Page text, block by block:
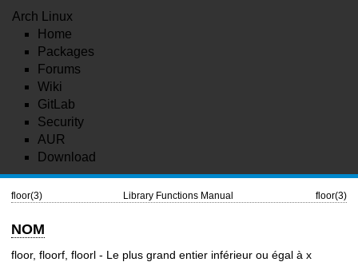
Arch Linux
Home
Packages
Forums
Wiki
GitLab
Security
AUR
Download
floor(3) Library Functions Manual floor(3)
NOM
floor, floorf, floorl - Le plus grand entier inférieur ou égal à x